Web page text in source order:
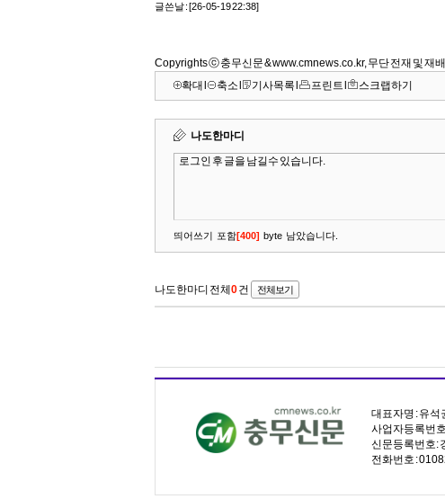
글쓴날 : [26-05-19 22:38]
Copyrights ⓒ 충무신문 & www.cmnews.co.kr, 무단 전재 및 재배
확대
축소 기사목록 프린트 스크랩하기
대표자명 : 유석
사업자등록번
신문등록번호:
전화번호 :